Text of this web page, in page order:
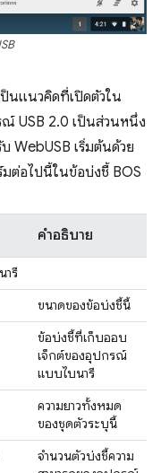
นแนวคิดที่เปิดตัวใน
USB 2.0 เป็นส่วนหนึ่ง
บ WebUSB เริ่มต้นด้วย
มต่อไปนี้ในข้อบ่งชี้ BOS
คำอธิบาย
ารี
ขนาดของข้อบ่งชี้นี้
ข้อบ่งชี้ที่เก็บออบ
เจ็กต์ของอุปกรณ์
แบบไบนารี
ความยาวทั้งหมด
ของชุดตัวระบุนี้
จำนวนตัวบ่งชี้ความ